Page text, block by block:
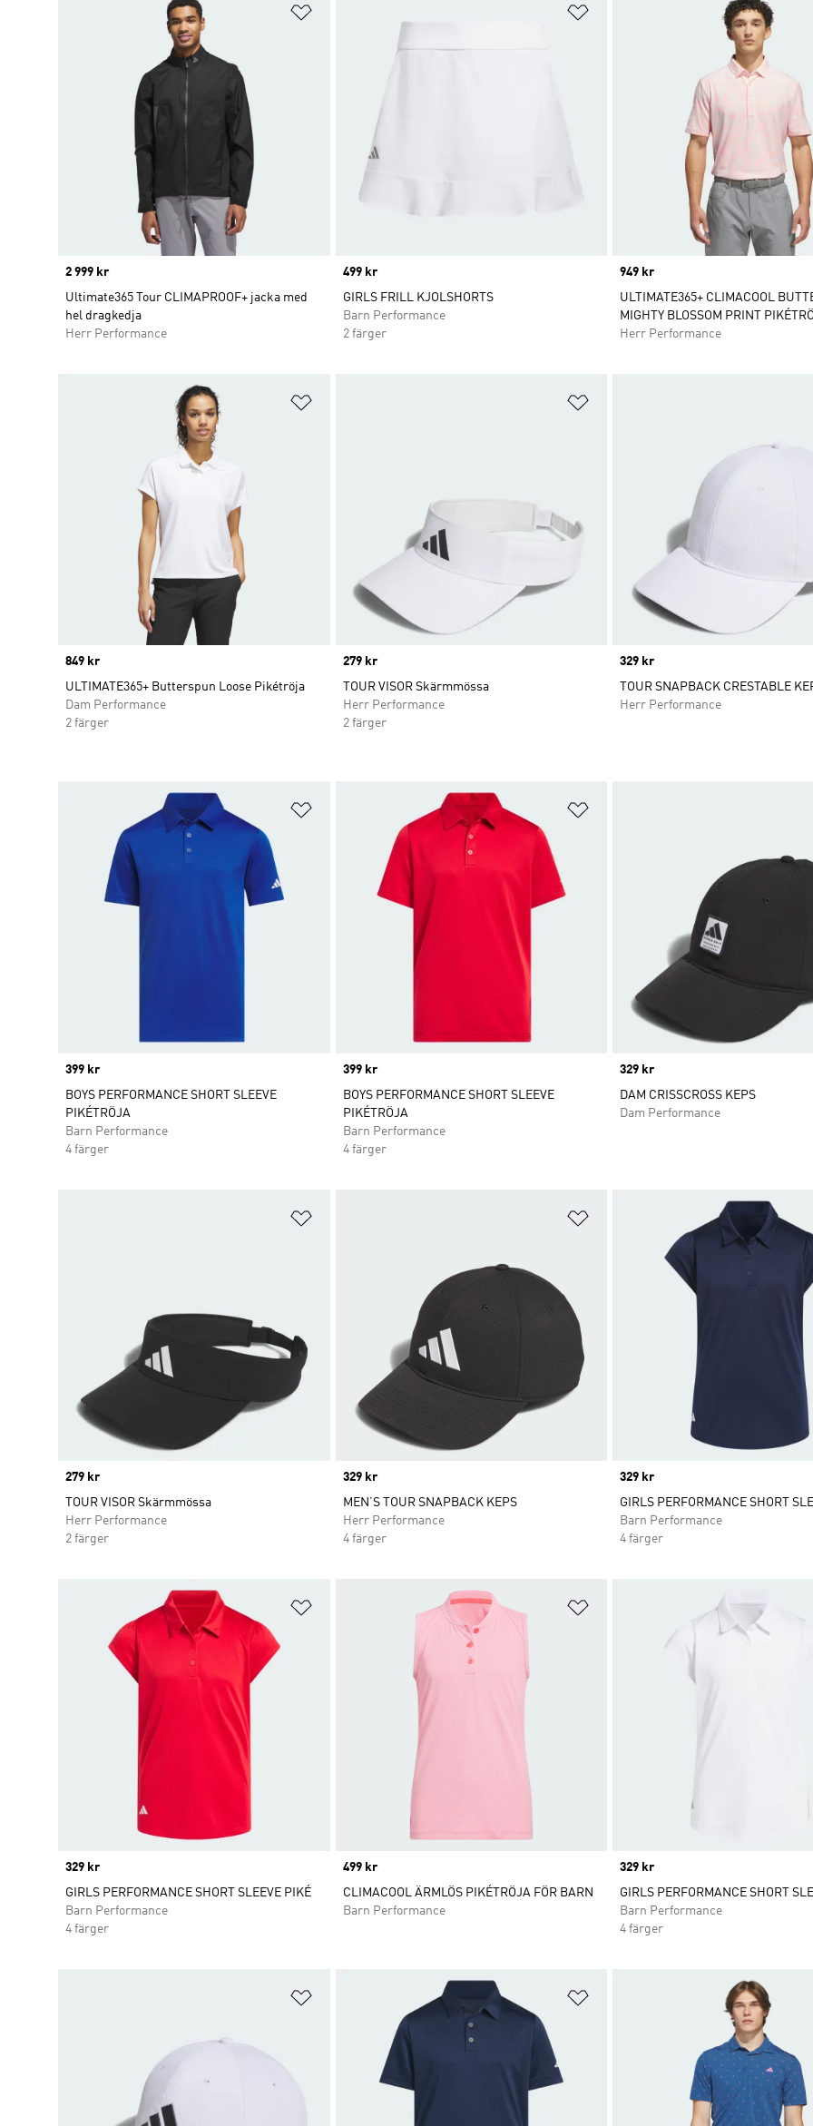
Price
2 999 kr
Ultimate365 Tour CLIMAPROOF+ jacka med
hel dragkedja
Herr Performance
Lägg till på önskelistan
Price
499 kr
GIRLS FRILL KJOLSHORTS
Barn Performance
2 färger
Price
949 kr
ULTIMATE365+ CLIMACOOL
MIGHTY BLOSSOM PRINT
Herr Performance
Price
849 kr
ULTIMATE365+ Butterspun Loose Pikétröja
Dam Performance
2 färger
Price
279 kr
TOUR VISOR Skärmmössa
Herr Performance
2 färger
Price
329 kr
TOUR SNAPBACK CRESTABLE
Herr Performance
Lägg till på önskelistan
Price
399 kr
BOYS PERFORMANCE SHORT SLEEVE
PIKÉTRÖJA
Barn Performance
4 färger
Price
399 kr
BOYS PERFORMANCE SHORT SLEEVE
PIKÉTRÖJA
Barn Performance
4 färger
Price
329 kr
DAM CRISSCROSS KEPS
Dam Performance
Price
279 kr
TOUR VISOR Skärmmössa
Herr Performance
2 färger
Lägg till på önskelistan
Price
329 kr
MEN’S TOUR SNAPBACK KEPS
Herr Performance
4 färger
Price
329 kr
GIRLS PERFORMANCE SHORT
Barn Performance
4 färger
Lägg till på önskelistan
Price
329 kr
GIRLS PERFORMANCE SHORT SLEEVE PIKÉ
Barn Performance
4 färger
Lägg till på önskelistan
Price
499 kr
CLIMACOOL ÄRMLÖS PIKÉTRÖJA FÖR BARN
Barn Performance
Price
329 kr
GIRLS PERFORMANCE SHORT
Barn Performance
4 färger
Lägg till på önskelistan Lägg till på önskelistan